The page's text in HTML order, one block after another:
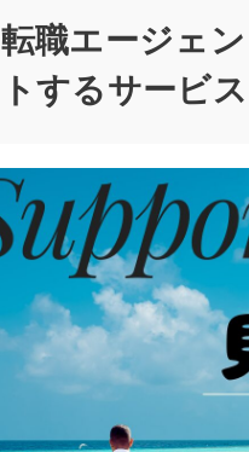
転職エージェ
トするサービス